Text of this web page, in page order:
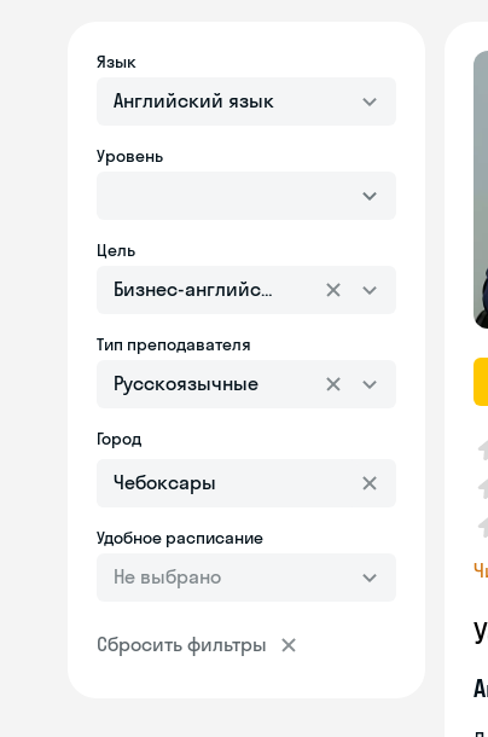
Язык
Английский язык
Уровень
Цель
Бизнес-английский
Тип преподавателя
Русскоязычные
Город
Удобное расписание
Не выбрано
Сбросить фильтры